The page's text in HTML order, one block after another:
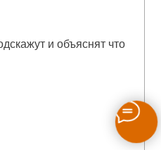
и объяснят что